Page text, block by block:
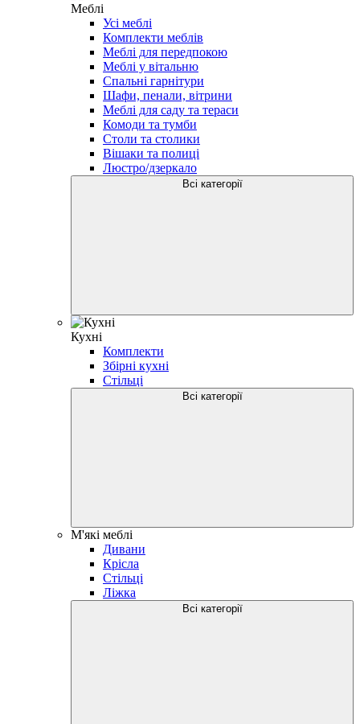
Меблі
Усі меблі
Комплекти меблів
Меблі для передпокою
Меблі у вітальню
Спальнi гарнітури
Шафи, пенали, вітрини
Меблі для саду та тераси
Комоди та тумби
Столи та столики
Вішаки та полиці
Люстро/дзеркало
Всі категорії
Кухні
Комплекти
Збірні кухні
Стільці
Всі категорії
М'які меблі
Дивани
Крісла
Стільці
Ліжка
Всі категорії